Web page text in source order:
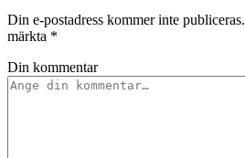
Din e-postadress kommer inte publiceras.
märkta *
Din kommentar